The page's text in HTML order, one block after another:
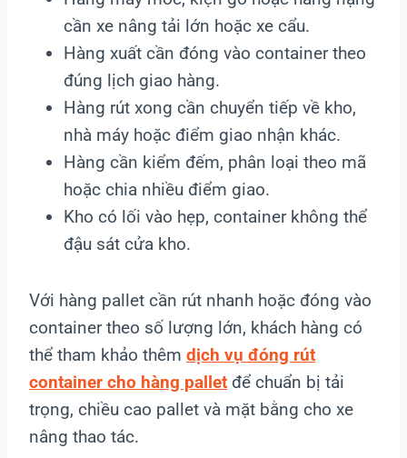
cần xe nâng tải lớn hoặc xe cẩu.
Hàng xuất cần đóng vào container theo
đúng lịch giao hàng.
Hàng rút xong cần chuyển tiếp về kho,
nhà máy hoặc điểm giao nhận khác.
Hàng cần kiểm đếm, phân loại theo mã
hoặc chia nhiều điểm giao.
Kho có lối vào hẹp, container không thể
đậu sát cửa kho.
Với hàng pallet cần rút nhanh hoặc đóng vào
container theo số lượng lớn, khách hàng có
thể tham khảo thêm dịch vụ đóng rút
container cho hàng pallet để chuẩn bị tải
trọng, chiều cao pallet và mặt bằng cho xe
nâng thao tác.